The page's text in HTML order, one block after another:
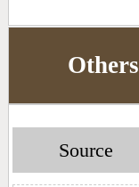
Others
Source